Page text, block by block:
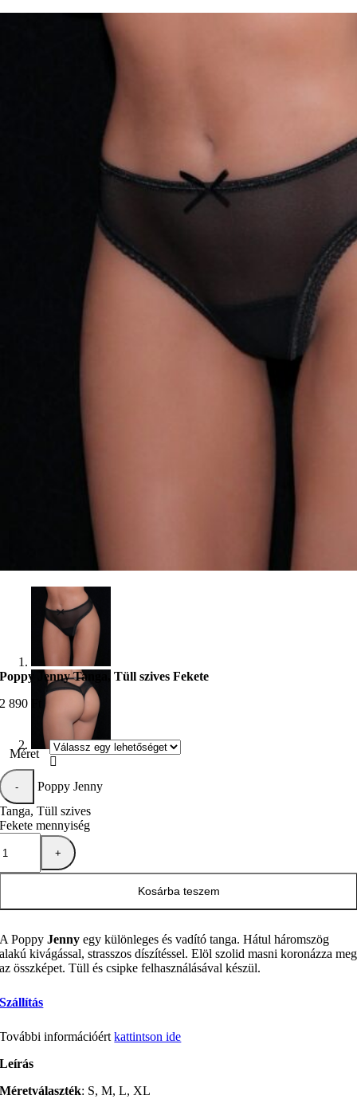
Poppy Jenny Tanga, Tüll szives Fekete
2 890
Méret

Poppy Jenny
Tanga, Tüll szives
Fekete mennyiség
Kosárba teszem
A PoppyJenny egy különleges és vadító tanga. Hátul háromszög
alakú kivágással, strasszos díszítéssel. Elöl szolid masni koronázza meg
az összképet. Tüll és csipke felhasználásával készül.
Szállítás
További információértkattintson ide
Leírás
Méretválaszték: S, M, L, XL